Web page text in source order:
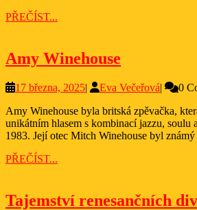
PŘEČÍST...
Amy Winehouse
17 března, 202517
2025
| Eva VečeřováEva
| 0
Amy Winehouse byla britská zpěvačka, která se proslavila svým
unikátním hlasem s kombinací jazzu, soulu
1983. Její otec Mitch Winehouse byl
PŘEČÍST...
Tajemství renesančních